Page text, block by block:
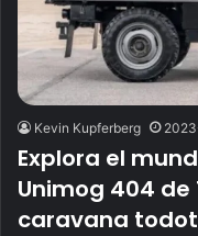
Kevin Kupferberg
Explora el
Unimog 404 de
caravana